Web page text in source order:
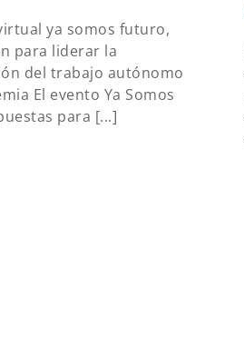
ya somos futuro,
para liderar la
del trabajo autónomo
El evento Ya Somos
para [...]